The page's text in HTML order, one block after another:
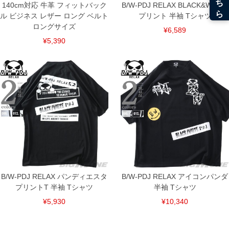
DETAIL
140cm対応 牛革 フィットバック
ル ビジネス レザー ロング ベルト
ロングサイズ
¥5,390
B/W-PDJ RELAX BLACK&WHITE
プリント 半袖 Tシャツ
¥6,589
B/W-PDJ RELAX パンディエスタ
プリントT 半袖 Tシャツ
¥5,930
B/W-PDJ RELAX アイコンパンダ
半袖 Tシャツ
¥10,340